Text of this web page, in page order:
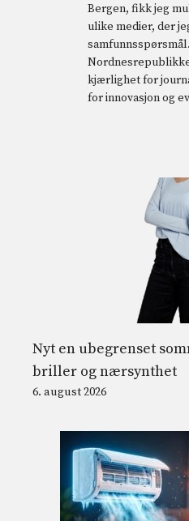
Bergen, fikk jeg
ulike medier, der
kjærlighet for
for innovasjon og
Nyt en ubegrenset
briller og nærsynthet
6. august 2026